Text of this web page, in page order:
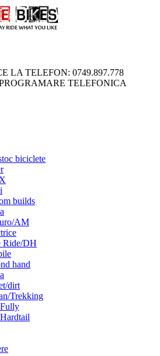
LA TELEFON: 0749.897.778
TELEFONICA
biciclete
builds
AM
Ride/DH
hand
dirt
Trekking